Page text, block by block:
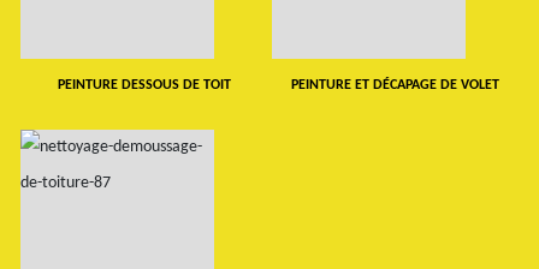
PEINTURE DESSOUS DE TOIT PEINTURE ET DÉCAPAGE DE VOLET